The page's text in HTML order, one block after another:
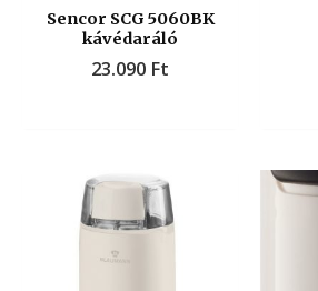
Sencor SCG 5060BK
kávédaráló
23.090 Ft